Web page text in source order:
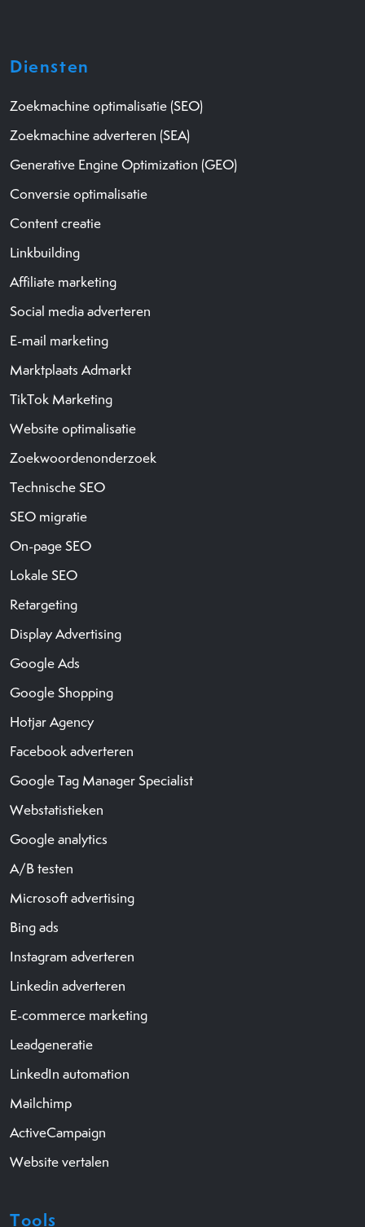
Diensten
Zoekmachine optimalisatie (SEO)
Zoekmachine adverteren (SEA)
Generative Engine Optimization (GEO)
Conversie optimalisatie
Content creatie
Linkbuilding
Affiliate marketing
Social media adverteren
E-mail marketing
Marktplaats Admarkt
TikTok Marketing
Website optimalisatie
Zoekwoordenonderzoek
Technische SEO
SEO migratie
On-page SEO
Lokale SEO
Retargeting
Display Advertising
Google Ads
Google Shopping
Hotjar Agency
Facebook adverteren
Google Tag Manager Specialist
Webstatistieken
Google analytics
A/B testen
Microsoft advertising
Bing ads
Instagram adverteren
Linkedin adverteren
E-commerce marketing
Leadgeneratie
LinkedIn automation
Mailchimp
ActiveCampaign
Website vertalen
Tools